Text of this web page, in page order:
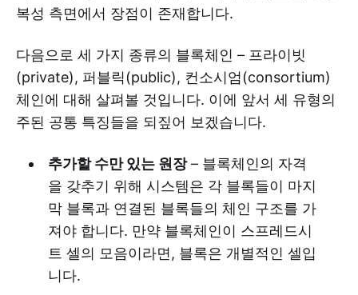
복성 측면에서 장점이 존재합니다.
다음으로 세 가지 종류의 블록체인 – 프라이빗
(private), 퍼블릭(public), 컨소시엄(consortium)
체인에 대해 살펴볼 것입니다. 이에 앞서 세 유형의
주된 공통 특징들을 되짚어 보겠습니다.
추가할 수만 있는 원장– 블록체인의 자격
을 갖추기 위해 시스템은 각 블록들이 마지
막 블록과 연결된 블록들의 체인 구조를 가
져야 합니다. 만약 블록체인이 스프레드시
트 셀의 모음이라면, 블록은 개별적인 셀입
니다.